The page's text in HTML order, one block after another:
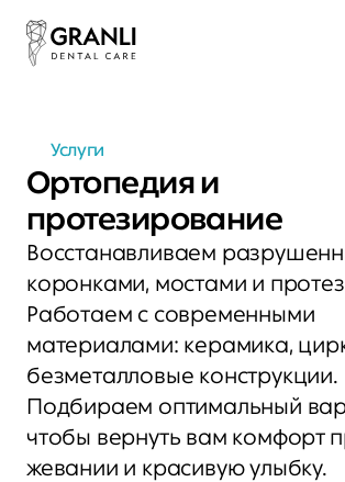
Услуги
Ортопедия и
протезирование
Восстанавливаем
коронками, мостами и
Работаем с современными
материалами: керамика,
безметалловые конструкции.
Подбираем оптимальный
чтобы вернуть вам комфорт
жевании и красивую улыбку.